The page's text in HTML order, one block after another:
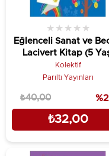
Eğlenceli Sanat ve
Lacivert Kitap (5
★ ★ ★ ★ ★
Kolektif
Parıltı Yayınları
₺32,00
₺40,00